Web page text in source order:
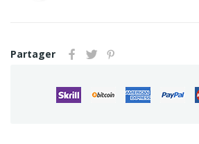
Partager